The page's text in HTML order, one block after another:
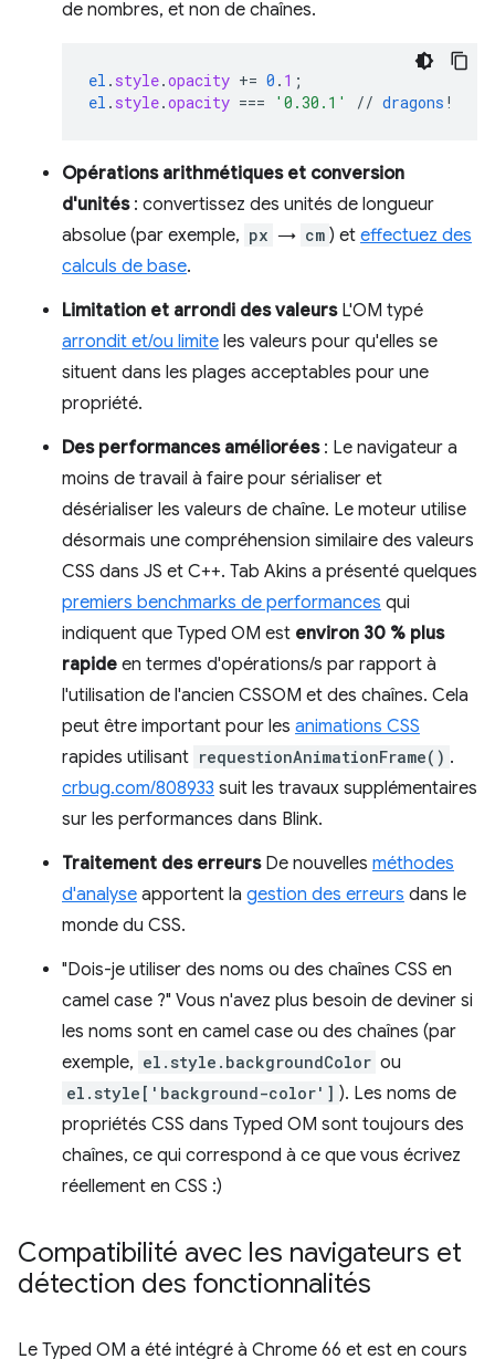
de nombres, et non de chaînes.
el . style.opacity += 0 . 1 ;
el . style.opacity === '0.30.1' // dragons !
Opérations arithmétiques et conversion
d'unités: convertissez des unités de longueur
absolue (par exemple, px → cm ) et effectuez des
calculs de base.
Limitation et arrondi des valeursL'OM typé
arrondit et/ou limite les valeurs pour qu'elles se
situent dans les plages acceptables pour une
propriété.
Des performances améliorées: Le navigateur a
moins de travail à faire pour sérialiser et
désérialiser les valeurs de chaîne. Le moteur utilise
désormais une compréhension similaire des valeurs
CSS dans JS et C++. Tab Akins a présenté quelques
premiers benchmarks de performances qui
indiquent que Typed OM est environ 30 % plus
rapide en termes d'opérations/s par rapport à
l'utilisation de l'ancien CSSOM et des chaînes. Cela
peut être important pour les animations CSS
rapides utilisant requestionAnimationFrame() .
crbug.com/808933 suit les travaux supplémentaires
sur les performances dans Blink.
Traitement des erreursDe nouvelles méthodes
d'analyse apportent la gestion des erreurs dans le
monde du CSS.
"Dois-je utiliser des noms ou des chaînes CSS en
camel case ?" Vous n'avez plus besoin de deviner si
les noms sont en camel case ou des chaînes (par
exemple, el.style.backgroundColor ou
el.style['background-color'] ). Les noms de
propriétés CSS dans Typed OM sont toujours des
chaînes, ce qui correspond à ce que vous écrivez
réellement en CSS :)
Compatibilité avec les navigateurs et
détection des fonctionnalités
Le Typed OM a été intégré à Chrome 66 et est en cours